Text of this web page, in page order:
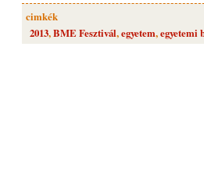
cimkék
2013,BME Fesztivál,egyetem,egyetemi